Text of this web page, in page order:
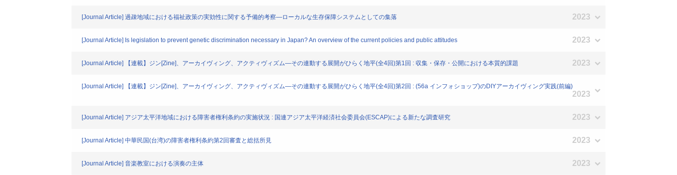
[Journal Article] 過疎地域における福祉政策の実効性に関する予備的考察―ローカルな生存保障システムとしての集落 2023
[Journal Article] Is legislation to prevent genetic discrimination necessary in Japan? An overview of the current policies and public attitudes 2023
[Journal Article] 【連載】ジン[Zine]、アーカイヴィング、アクティヴィズム―その連動する展開がひらく地平(全4回)第1回 : 収集・保存・公開における本質的課題 2023
[Journal Article] 【連載】ジン[Zine]、アーカイヴィング、アクティヴィズム―その連動する展開がひらく地平(全4回)第2回 : (56a インフォショップ)のDIYアーカイヴィング実践(前編)
2023
[Journal Article] アジア太平洋地域における障害者権利条約の実施状況 : 国連アジア太平洋経済社会委員会(ESCAP)による新たな調査研究 2023
[Journal Article] 中華民国(台湾)の障害者権利条約第2回審査と総括所見 2023
[Journal Article] 音楽教室における演奏の主体 2023